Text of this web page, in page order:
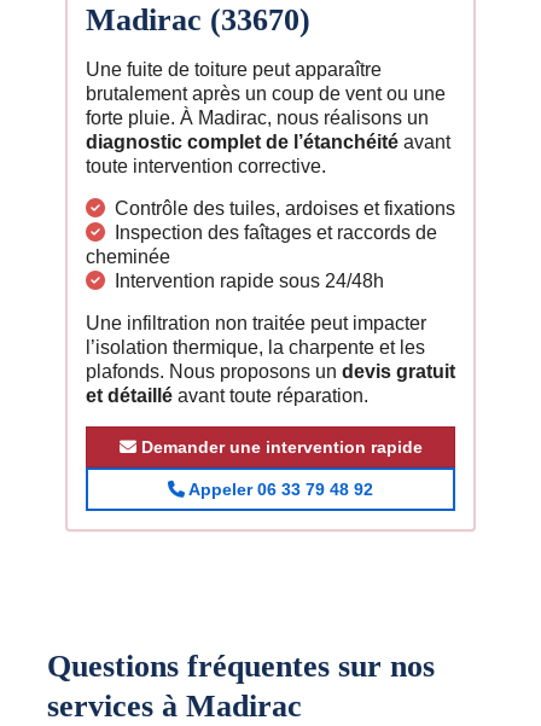
Madirac (33670)
Une fuite de toiture peut apparaître
brutalement après un coup de vent ou une
forte pluie. À Madirac, nous réalisons un
diagnostic complet de l’étanchéité avant
toute intervention corrective.
Contrôle des tuiles, ardoises et fixations
Inspection des faîtages et raccords de
cheminée
Intervention rapide sous 24/48h
Une infiltration non traitée peut impacter
l’isolation thermique, la charpente et les
plafonds. Nous proposons un devis gratuit
et détaillé avant toute réparation.
Demander une intervention rapide
Appeler 06 33 79 48 92
Questions fréquentes sur nos
services à Madirac